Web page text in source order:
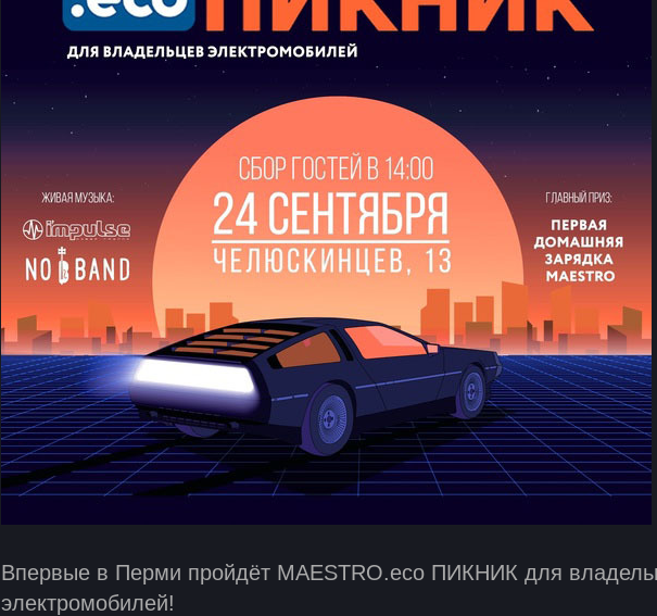
Впервые в Перми пройдёт MAESTRO.eco ПИКНИК для
электромобилей!